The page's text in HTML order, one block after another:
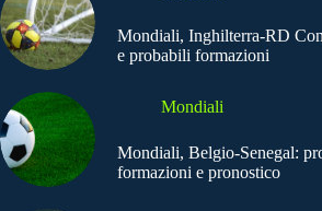
Mondiali, Inghilterra-RD
e probabili formazioni
Mondiali
Mondiali, Belgio-Senegal:
formazioni e pronostico